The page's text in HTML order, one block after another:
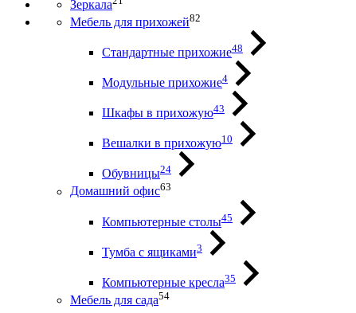
Зеркала
Мебель для прихожей82
Стандартные прихожие48
Модульные прихожие4
Шкафы в прихожую43
Вешалки в прихожую10
Обувницы24
Домашний офис63
Компьютерные столы45
Тумба с ящиками3
Компьютерные кресла35
Мебель для сада54